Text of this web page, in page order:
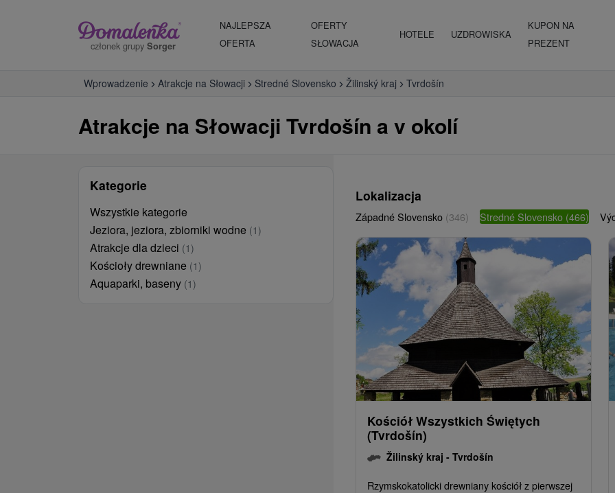
członek grupy Sorger
NAJLEPSZA
OFERTA
OFERTY
SŁOWACJA
HOTELE UZDROWISKA
KUPON NA
PREZENT
Wprowadzenie Atrakcje na Słowacji Stredné Slovensko Žilinský kraj Tvrdošín
Atrakcje na Słowacji Tvrdošín a v okolí
Kategorie
Wszystkie kategorie
Jeziora, jeziora, zbiorniki wodne (1)
Atrakcje dla dzieci (1)
Kościoły drewniane (1)
Aquaparki, baseny (1)
Lokalizacja
Západné Slovensko (346) Stredné Slovensko (466)
Kościół Wszystkich Świętych
(Tvrdošín)
Žilinský kraj - Tvrdošín
Rzymskokatolicki drewniany kościół z pierwszej